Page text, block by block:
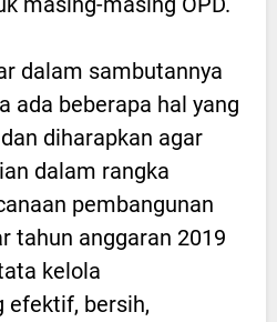
dalam sambutannya
ada beberapa hal yang
diharapkan agar
dalam rangka
pembangunan
tahun anggaran 2019
kelola
efektif, bersih,